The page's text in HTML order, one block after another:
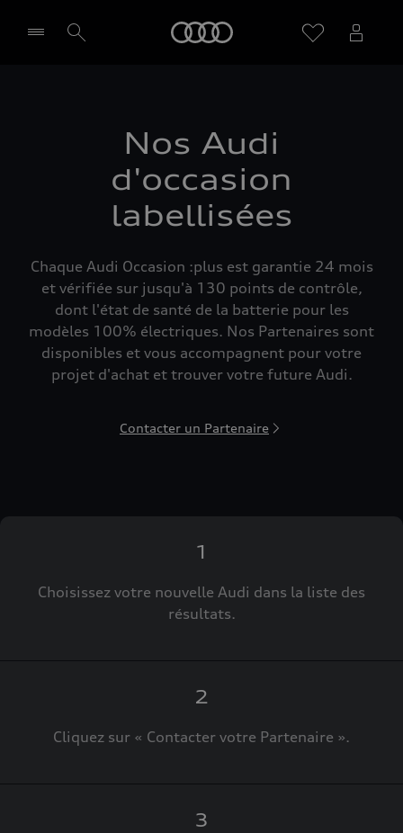
Nos Audi
d'occasion
labellisées
Chaque Audi Occasion :plus est garantie 24 mois
et vérifiée sur jusqu'à 130 points de contrôle,
dont l'état de santé de la batterie pour les
modèles 100% électriques. Nos Partenaires sont
disponibles et vous accompagnent pour votre
projet d'achat et trouver votre future Audi.
Contacter un Partenaire
1
Choisissez votre nouvelle Audi dans la liste des
résultats.
2
Cliquez sur « Contacter votre Partenaire ».
3